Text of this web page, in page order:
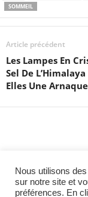
SOMMEIL
Article précédent
Les Lampes En
Sel De
Elles Une
Nous utilisons
sur notre site et
préférences. En